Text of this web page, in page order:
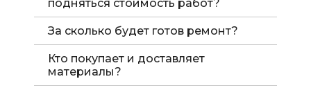
подняться стоимость работ?
За сколько будет готов ремонт?
Кто покупает и доставляет
материалы?